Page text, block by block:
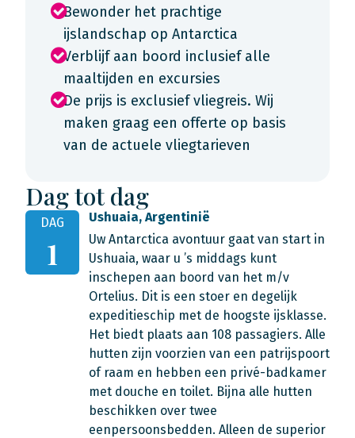
Bewonder het prachtige
ijslandschap op Antarctica
Verblijf aan boord inclusief alle
maaltijden en excursies
De prijs is exclusief vliegreis. Wij
maken graag een offerte op basis
van de actuele vliegtarieven
Dag tot dag
DAG
1
Ushuaia, Argentinië
Uw Antarctica avontuur gaat van start in
Ushuaia, waar u ’s middags kunt
inschepen aan boord van het m/v
Ortelius. Dit is een stoer en degelijk
expeditieschip met de hoogste ijsklasse.
Het biedt plaats aan 108 passagiers. Alle
hutten zijn voorzien van een patrijspoort
of raam en hebben een privé-badkamer
met douche en toilet. Bijna alle hutten
beschikken over twee
eenpersoonsbedden. Alleen de superior